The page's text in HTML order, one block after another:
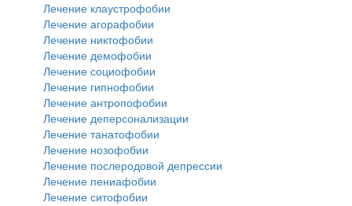
Лечение клаустрофобии
Лечение агорафобии
Лечение никтофобии
Лечение демофобии
Лечение социофобии
Лечение гипнофобии
Лечение антропофобии
Лечение деперсонализации
Лечение танатофобии
Лечение нозофобии
Лечение послеродовой депрессии
Лечение пениафобии
Лечение ситофобии